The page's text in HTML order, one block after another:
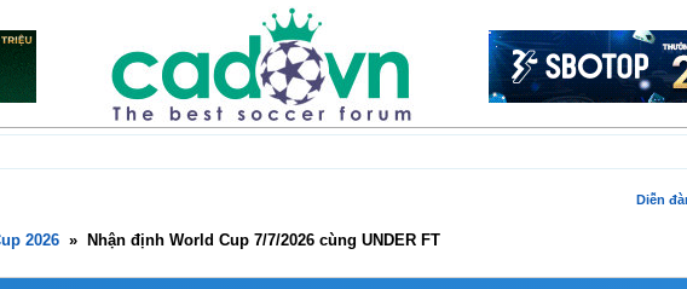
Diễn
2026 » Nhận định World Cup 7/7/2026 cùng UNDER FT